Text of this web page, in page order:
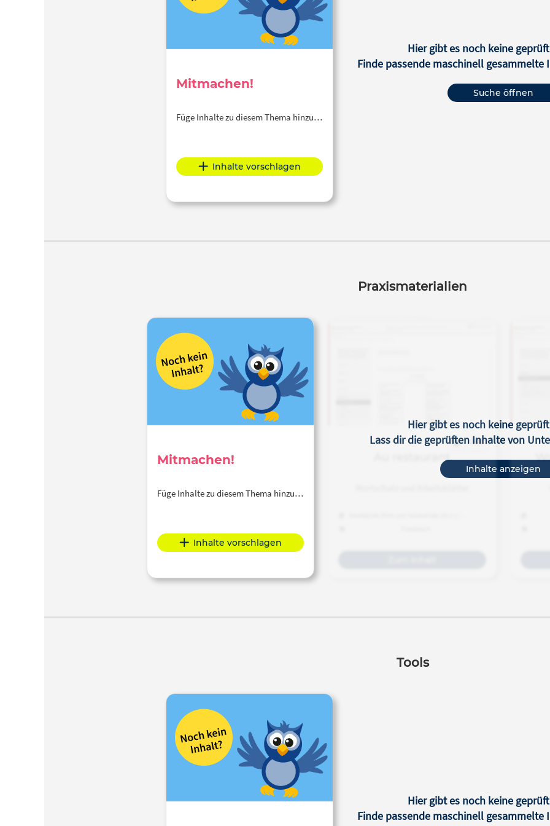
Mitmachen!
Füge Inhalte zu diesem Thema hinzu…
Inhalte vorschlagen
Hier gibt es noch keine
Finde passende maschinell gesammelte
Suche öffnen
Praxismaterialien
Mitmachen!
Füge Inhalte zu diesem Thema hinzu…
Inhalte vorschlagen
Hier gibt es noch keine
Lass dir die geprüften Inhalte von
Inhalte anzeigen
OER
Au restaurant
Tools
Hier gibt es noch keine
Finde passende maschinell gesammelte